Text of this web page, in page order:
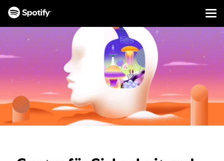
ÜBERSPRINGEN